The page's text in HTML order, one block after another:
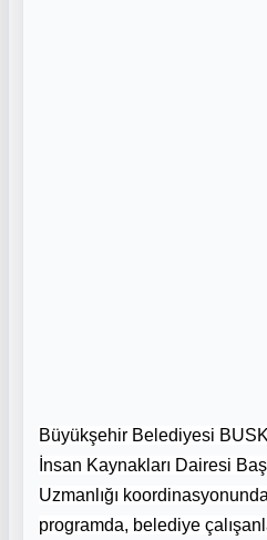
Büyükşehir Belediyesi
İnsan Kaynakları Dairesi
Uzmanlığı
programda, belediye